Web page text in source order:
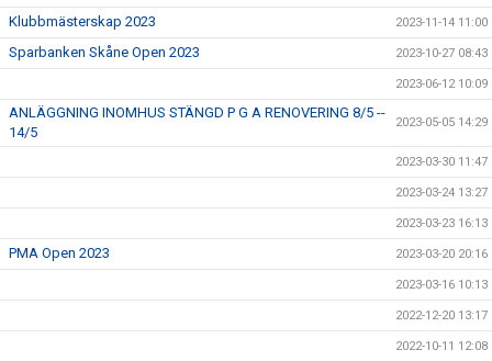
Klubbmästerskap 2023 2023-11-14 11:00
Sparbanken Skåne Open 2023 2023-10-27 08:43
2023-06-12 10:09
ANLÄGGNING INOMHUS STÄNGD P G A RENOVERING 8/5 --
14/5
2023-05-05 14:29
2023-03-30 11:47
2023-03-24 13:27
2023-03-23 16:13
PMA Open 2023 2023-03-20 20:16
2023-03-16 10:13
2022-12-20 13:17
2022-10-11 12:08